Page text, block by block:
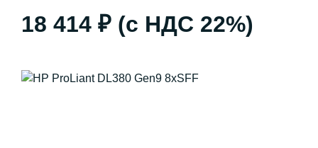
18 414 ₽ (с НДС 22%)